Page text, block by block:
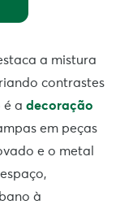
a mistura
contrastes
é a decoração
em peças
e o metal
à